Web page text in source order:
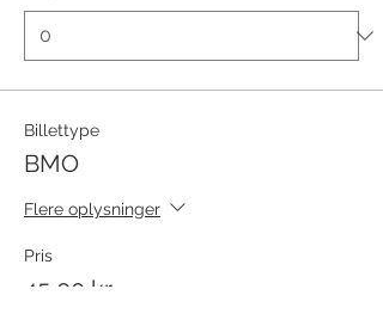
Billettype
BMO
Flere oplysninger
Pris
45,00 kr.